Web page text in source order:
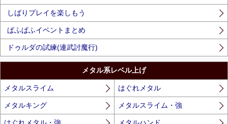
しばりプレイを楽しもう
ぱふぱふイベントまとめ
ドゥルダの試練(連武討魔行)
メタル系レベル上げ
メタルスライム はぐれメタル
メタルキング メタルスライム・強
はぐれメタル・強 メタルハンド